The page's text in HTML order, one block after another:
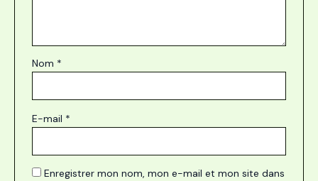
Nom *
E-mail *
Enregistrer mon nom, mon e-mail et mon site dans